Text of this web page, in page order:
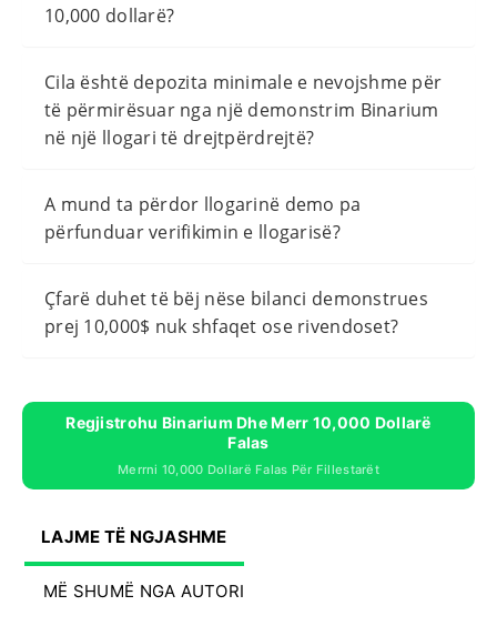
10,000 dollarë?
Cila është depozita minimale e nevojshme për
të përmirësuar nga një demonstrim Binarium
në një llogari të drejtpërdrejtë?
A mund ta përdor llogarinë demo pa
përfunduar verifikimin e llogarisë?
Çfarë duhet të bëj nëse bilanci demonstrues
prej 10,000$ nuk shfaqet ose rivendoset?
Regjistrohu Binarium Dhe Merr 10,000 Dollarë
Falas
Merrni 10,000 Dollarë Falas Për Fillestarët
LAJME TË NGJASHME
MË SHUMË NGA AUTORI